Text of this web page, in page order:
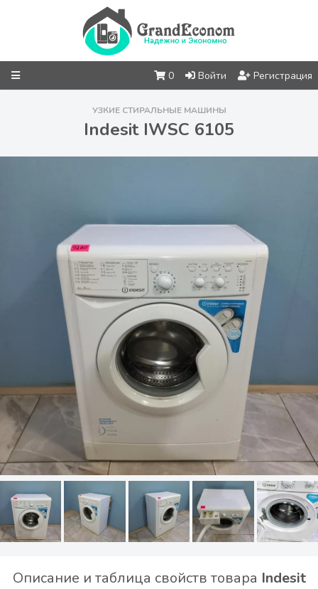
0 Войти Регистрация
УЗКИЕ СТИРАЛЬНЫЕ МАШИНЫ
Indesit IWSC 6105
Описание и таблица свойств товара Indesit